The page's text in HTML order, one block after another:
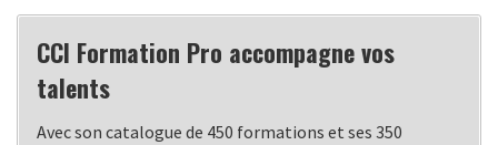
CCI Formation Pro accompagne vos
talents
Avec son catalogue de 450 formations et ses 350